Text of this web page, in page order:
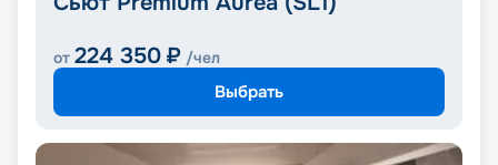
от 224 350 ₽ /чел
Выбрать